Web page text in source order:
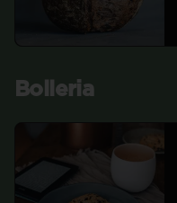
Bolleria